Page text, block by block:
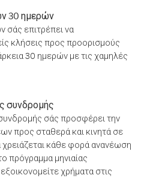
30 ημερών
σάς επιτρέπει να
κλήσεις προς προορισμούς
30 ημερών με τις χαμηλές
συνδρομής
σάς προσφέρει την
προς σταθερά και κινητά σε
χρειάζεται κάθε φορά ανανέωση
πρόγραμμα μηνιαίας
χρήματα στις